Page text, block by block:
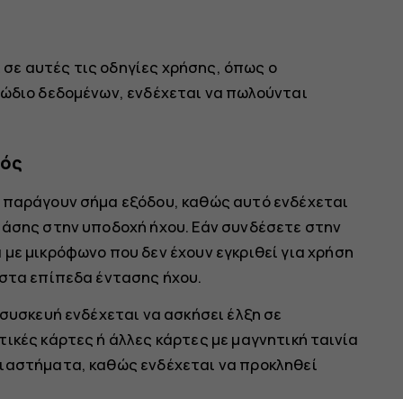
αυτές τις οδηγίες χρήσης, όπως ο
δεδομένων, ενδέχεται να πωλούνται
σήμα εξόδου, καθώς αυτό ενδέχεται
στην υποδοχή ήχου. Εάν συνδέσετε στην
μικρόφωνο που δεν έχουν εγκριθεί για χρήση
επίπεδα έντασης ήχου.
ενδέχεται να ασκήσει έλξη σε
κάρτες ή άλλες κάρτες με μαγνητική ταινία
καθώς ενδέχεται να προκληθεί